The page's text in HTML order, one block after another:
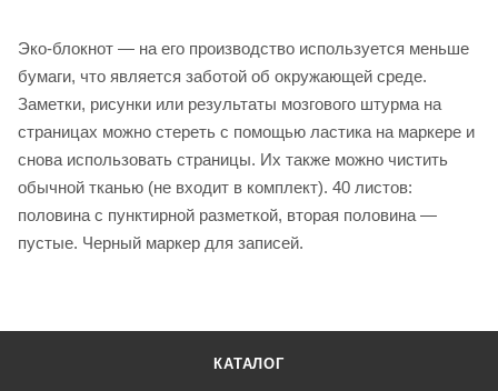
Эко-блокнот — на его производство используется меньше
бумаги, что является заботой об окружающей среде.
Заметки, рисунки или результаты мозгового штурма на
страницах можно стереть с помощью ластика на маркере и
снова использовать страницы. Их также можно чистить
обычной тканью (не входит в комплект). 40 листов:
половина с пунктирной разметкой, вторая половина —
пустые. Черный маркер для записей.
КАТАЛОГ